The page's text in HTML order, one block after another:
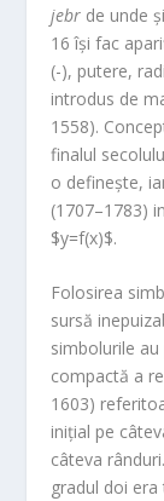
jebr de unde
16 își fac
(-), putere,
introdus de
1558).
finalul
o definește,
(1707–1783)
$y=f(x)$.
Folosirea
sursă
simbolurile
compactă a
1603)
inițial pe
câteva
gradul doi